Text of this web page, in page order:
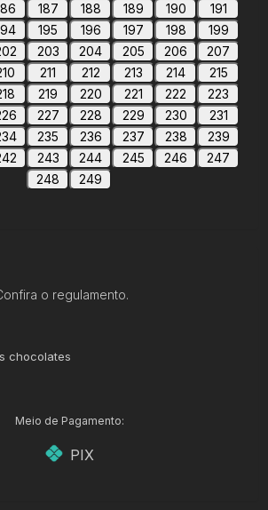
187 188 189 190
191
195 196 197 198
199
203 204 205 206
207
211 212 213 214
215
219 220 221 222
223
227 228 229 230
231
235 236 237 238
239
243 244 245 246
247
248
249
o regulamento.
chocolates
Meio de Pagamento:
PIX